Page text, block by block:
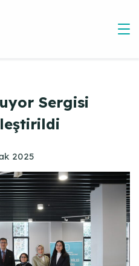
Sergisi
2025